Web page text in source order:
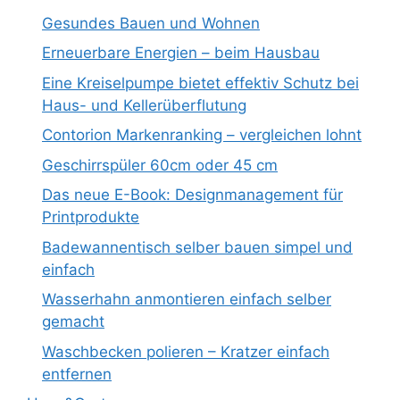
Gesundes Bauen und Wohnen
Erneuerbare Energien – beim Hausbau
Eine Kreiselpumpe bietet effektiv Schutz bei
Haus- und Kellerüberflutung
Contorion Markenranking – vergleichen lohnt
Geschirrspüler 60cm oder 45 cm
Das neue E-Book: Designmanagement für
Printprodukte
Badewannentisch selber bauen simpel und
einfach
Wasserhahn anmontieren einfach selber
gemacht
Waschbecken polieren – Kratzer einfach
entfernen